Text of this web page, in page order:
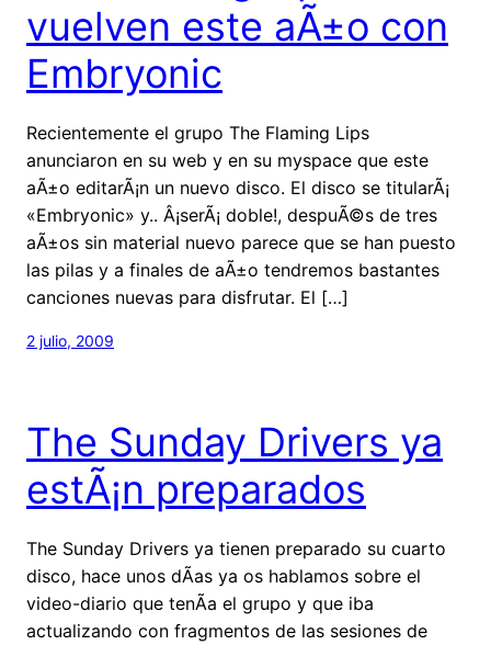
vuelven este aÃ±o con
Embryonic
Recientemente el grupo The Flaming Lips
anunciaron en su web y en su myspace que este
aÃ±o editarÃ¡n un nuevo disco. El disco se titularÃ¡
«Embryonic» y.. Â¡serÃ¡ doble!, despuÃ©s de tres
aÃ±os sin material nuevo parece que se han puesto
las pilas y a finales de aÃ±o tendremos bastantes
canciones nuevas para disfrutar. El […]
2 julio, 2009
The Sunday Drivers ya
estÃ¡n preparados
The Sunday Drivers ya tienen preparado su cuarto
disco, hace unos dÃ­as ya os hablamos sobre el
video-diario que tenÃ­a el grupo y que iba
actualizando con fragmentos de las sesiones de